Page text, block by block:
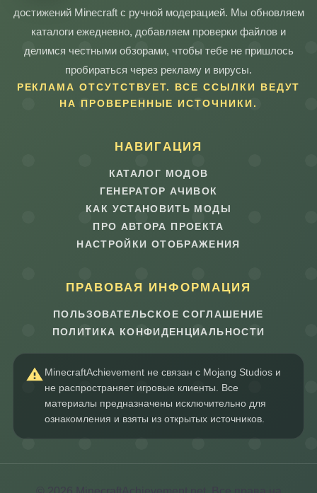
достижений Minecraft с ручной модерацией. Мы обновляем
каталоги ежедневно, добавляем проверки файлов и
делимся честными обзорами, чтобы тебе не пришлось
пробираться через рекламу и вирусы.
РЕКЛАМА ОТСУТСТВУЕТ. ВСЕ ССЫЛКИ ВЕДУТ
НА ПРОВЕРЕННЫЕ ИСТОЧНИКИ.
НАВИГАЦИЯ
КАТАЛОГ МОДОВ
ГЕНЕРАТОР АЧИВОК
КАК УСТАНОВИТЬ МОДЫ
ПРО АВТОРА ПРОЕКТА
НАСТРОЙКИ ОТОБРАЖЕНИЯ
ПРАВОВАЯ ИНФОРМАЦИЯ
ПОЛЬЗОВАТЕЛЬСКОЕ СОГЛАШЕНИЕ
ПОЛИТИКА КОНФИДЕНЦИАЛЬНОСТИ
MinecraftAchievement не связан с Mojang Studios и
не распространяет игровые клиенты. Все
материалы предназначены исключительно для
ознакомления и взяты из открытых источников.